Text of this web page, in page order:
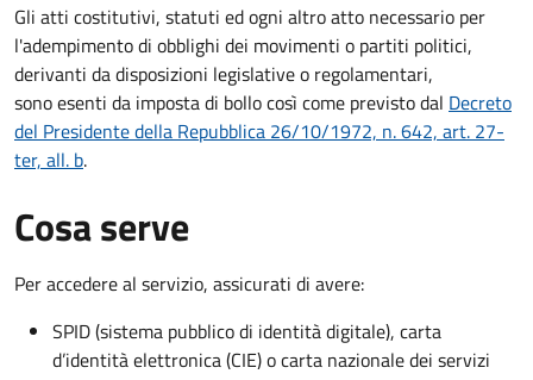
Gli atti costitutivi, statuti ed ogni altro atto necessario per
l'adempimento di obblighi dei movimenti o partiti politici,
derivanti da disposizioni legislative o regolamentari,
sonoesenti da imposta di bollocosì come previsto dal Decreto
del Presidente della Repubblica 26/10/1972, n. 642, art. 27-
ter, all. b.
Cosa serve
Per accedere al servizio, assicurati di avere:
SPID (sistema pubblico di identità digitale), carta
d’identità elettronica (CIE) o carta nazionale dei servizi